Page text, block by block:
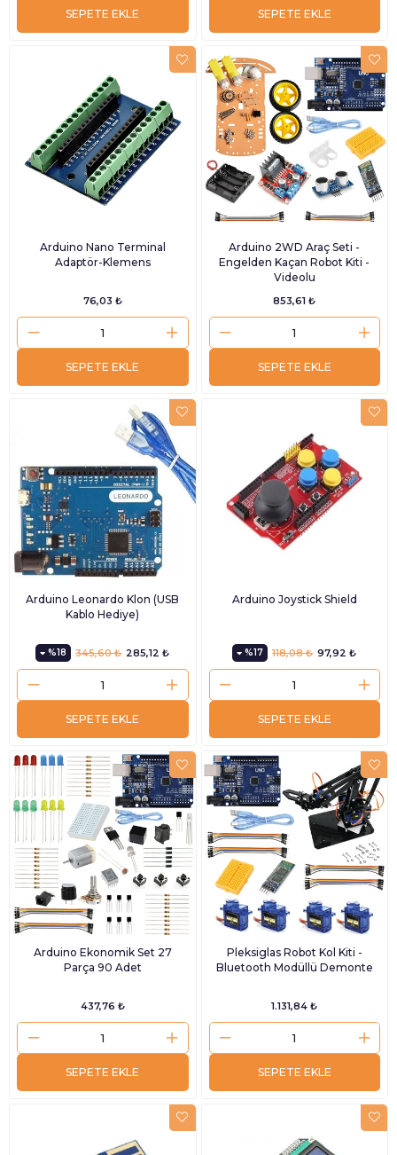
SEPETE EKLE SEPETE EKLE
Arduino Nano Terminal
Adaptör-Klemens
76,03 ₺
SEPETE EKLE
Arduino 2WD Araç Seti -
Engelden Kaçan Robot Kiti -
Videolu
853,61 ₺
SEPETE EKLE
Arduino Leonardo Klon (USB
Kablo Hediye)
%18 285,12 ₺
345,60 ₺
SEPETE EKLE
Arduino Joystick Shield
%17 97,92 ₺
118,08 ₺
SEPETE EKLE
Arduino Ekonomik Set 27
Parça 90 Adet
437,76 ₺
SEPETE EKLE
Pleksiglas Robot Kol Kiti -
Bluetooth Modüllü Demonte
1.131,84 ₺
SEPETE EKLE